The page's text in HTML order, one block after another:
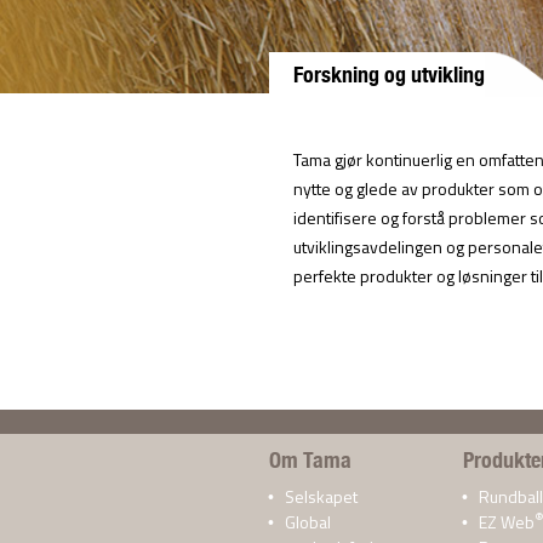
Forskning og utvikling
Tama gjør kontinuerlig en
nytte og glede av produkter som
identifisere og forstå problemer
utviklingsavdelingen og
perfekte produkter og løsninger
Om Tama
Selskapet
Global
EZ Web®